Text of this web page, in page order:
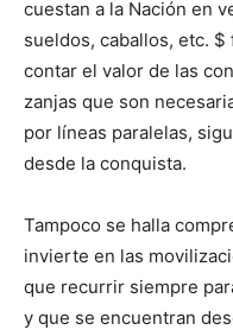
cuestan a la Nación en
sueldos, caballos, etc. $
contar el valor de las
zanjas que son
por líneas paralelas,
desde la conquista.
Tampoco se halla
invierte en las
que recurrir siempre
y que se encuentran